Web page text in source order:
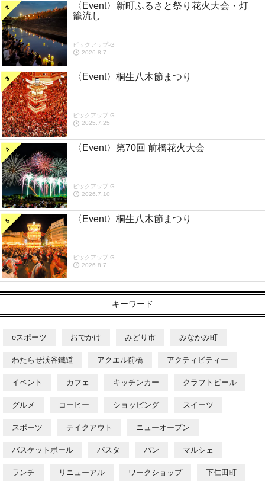
〈Event〉新町ふるさと祭り花火大会・灯
籠流し
ピックアップ-G
2026.8.7
〈Event〉桐生八木節まつり
ピックアップ-G
2025.7.25
〈Event〉第70回 前橋花火大会
ピックアップ-G
2026.7.10
〈Event〉桐生八木節まつり
ピックアップ-G
2026.8.7
キーワード
eスポーツ おでかけ みどり市 みなかみ町
わたらせ渓谷鐵道 アクエル前橋 アクティビティー
イベント カフェ キッチンカー クラフトビール
グルメ コーヒー ショッピング スイーツ
スポーツ テイクアウト ニューオープン
バスケットボール パスタ パン マルシェ
ランチ リニューアル ワークショップ 下仁田町